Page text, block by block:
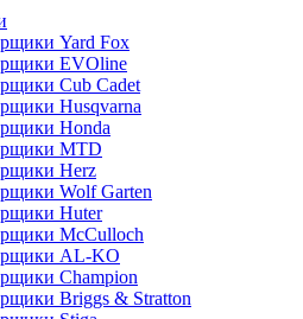
Yard Fox
EVOline
Cub Cadet
Husqvarna
Honda
MTD
Herz
Wolf Garten
Huter
McCulloch
AL-KO
Champion
Briggs & Stratton